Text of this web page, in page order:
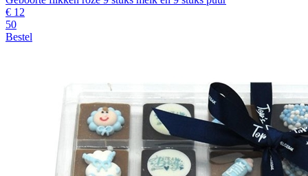
€ 12
50
Bestel